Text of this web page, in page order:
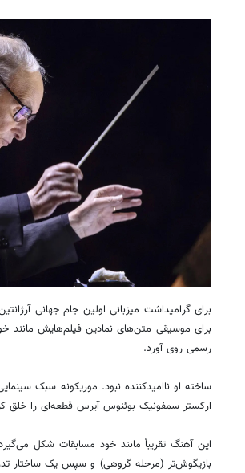
برای موسیقی متن‌های نمادین فیلم‌هایش
رسمی روی آورد.
ساخته‌ او ناامیدکننده نبود. موریکونه سبک
ارکستر سمفونیک بوئنوس آیرس قطعه‌ای را خلق
این آهنگ تقریباً مانند خود مسابقات شکل
بازیگوش‌تر (مرحله گروهی) و سپس یک ساختار